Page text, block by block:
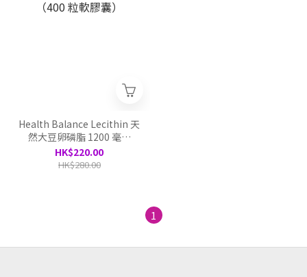
Health Balance Lecithin 天
然大豆卵磷脂 1200 毫克
（400 粒軟膠囊）
HK$220.00
HK$280.00
1